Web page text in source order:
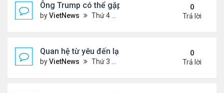
Ông Trump có thể gặp ông Putin vào tuần tới
byVietNews Thứ 4 Tháng 8 06, 2025 4:29 pm
0
Trả lời
Quan hệ từ yêu đến lạnh nhạt của ông Trump với
byVietNews Thứ 3 Tháng 8 05, 2025 4:59 pm
0
Trả lời